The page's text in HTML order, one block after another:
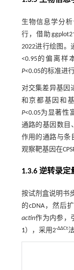
生物信息学分析
行，借助ggplot2
2022进行绘图。
<0.95的偏离样
P<0.05的标准进
对交集差异基因
和京都基因和
P<0.05为显著性
通路的基因数目
作用的通路与条
观察靶基因在
1.3.6 逆转录定
按试剂盒说明书
的cDNA，然后
actin作为内参，
1），采用2-ΔΔCt